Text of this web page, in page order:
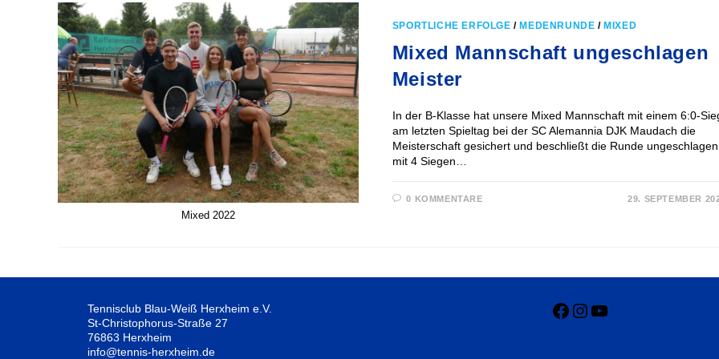
Mixed 2022
SPORTLICHE ERFOLGE / MEDENRUNDE / MIXED
Mixed Mannschaft ungeschlagen
Meister
In der B-Klasse hat unsere Mixed Mannschaft mit einem 6:0-
am letzten Spieltag bei der SC Alemannia DJK Maudach die
Meisterschaft gesichert und beschließt die Runde ungeschlagen
mit 4 Siegen…
0 KOMMENTARE 29. SEPTEMBER
Tennisclub Blau-Weiß Herxheim e.V.
St-Christophorus-Straße 27
76863 Herxheim
info@tennis-herxheim.de
Facebook
Instagram